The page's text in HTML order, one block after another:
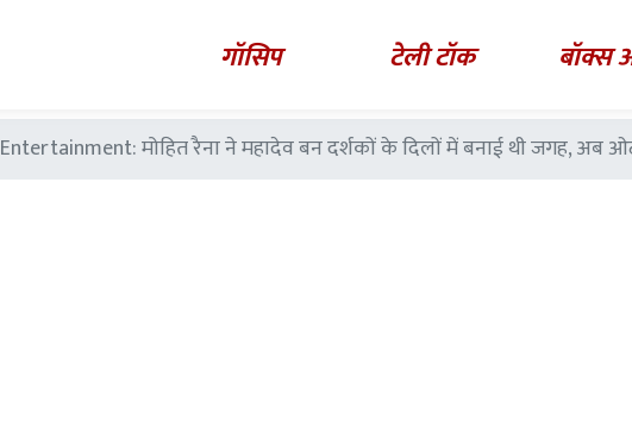
गॉसिप टेली टॉक बॉक्स
Entertainment: मोहित रैना ने महादेव बन दर्शकों के दिलों में बनाई थी जगह, अब